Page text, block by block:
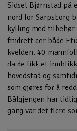
Sidsel Bjørnstad på
nord for Sarpsborg
kylling med tilbehør
friidrett der både
kvelden. 40
da de fikk et
hovedstad og
som gjøres for å
Bålgjengen har
gang var det flere